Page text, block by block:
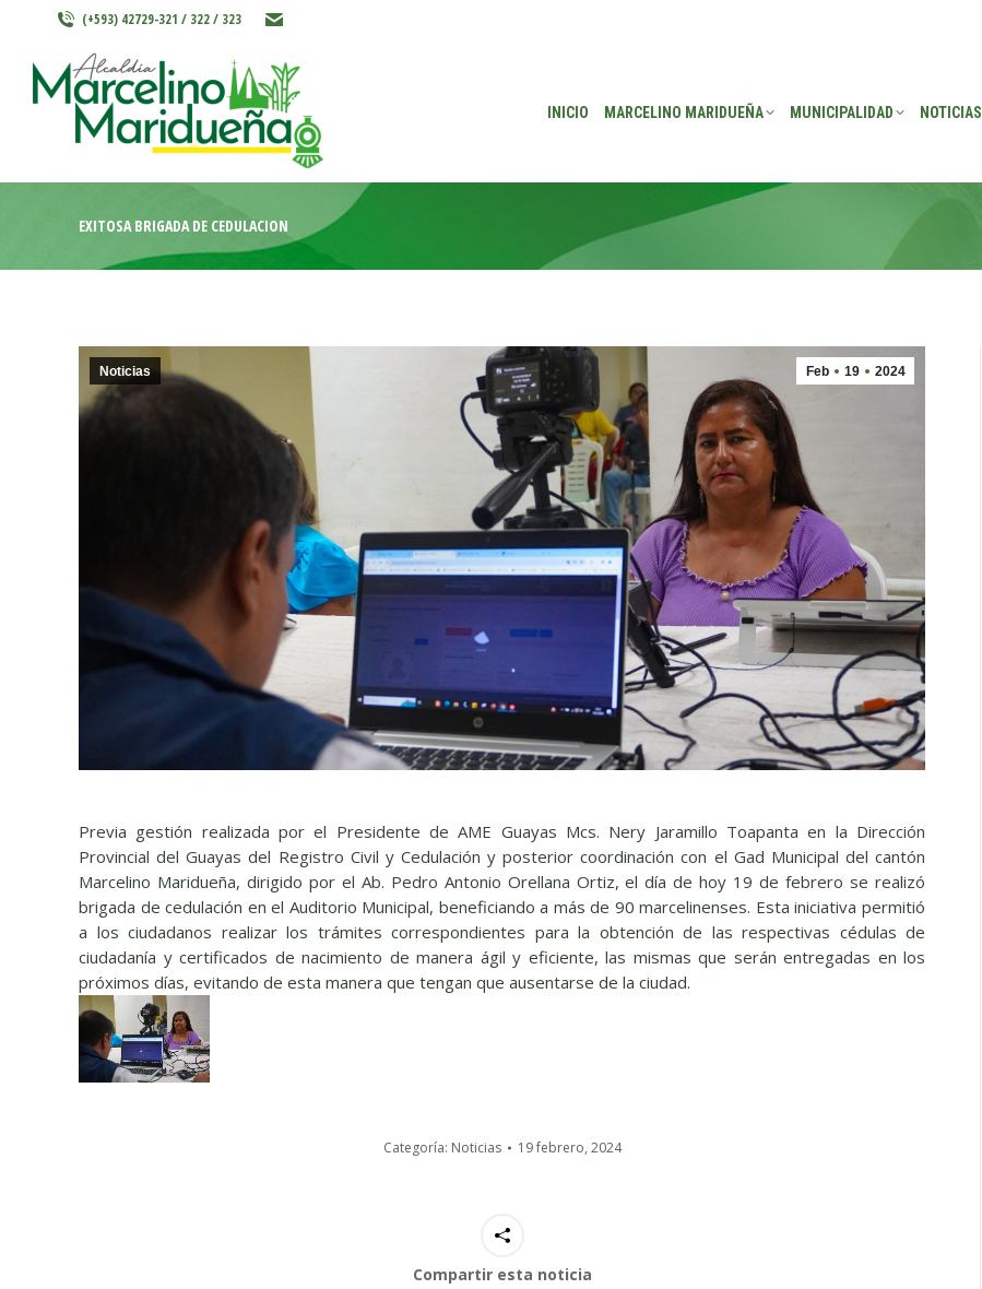
(+593) 42729-321 / 322 / 323
INICIO MARCELINO MARIDUEÑA MUNICIPALIDAD NOTICIAS
EXITOSA BRIGADA DE CEDULACIÓN
Feb 19 2024
Noticias
Previa gestión realizada por el Presidente de AME Guayas Mcs. Nery Jaramillo Toapanta en la Dirección
Provincial del Guayas del Registro Civil y Cedulación y posterior coordinación con el Gad Municipal del cantón
Marcelino Maridueña, dirigido por el Ab. Pedro Antonio Orellana Ortiz, el día de hoy 19 de febrero se realizó
brigada de cedulación en el Auditorio Municipal, beneficiando a más de 90 marcelinenses. Esta iniciativa permitió
a los ciudadanos realizar los trámites correspondientes para la obtención de las respectivas cédulas de
ciudadanía y certificados de nacimiento de manera ágil y eficiente, las mismas que serán entregadas en los
próximos días, evitando de esta manera que tengan que ausentarse de la ciudad.
Categoría: Noticias 19 febrero, 2024
Compartir esta noticia